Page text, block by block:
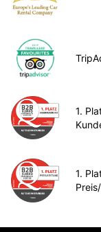
1.
1.